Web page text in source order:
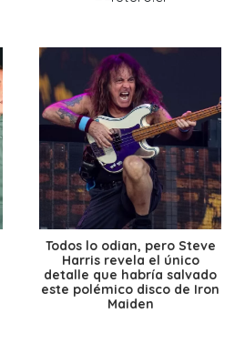
Todos lo odian, pero Steve
Harris revela el único
detalle que habría salvado
este polémico disco de Iron
Maiden